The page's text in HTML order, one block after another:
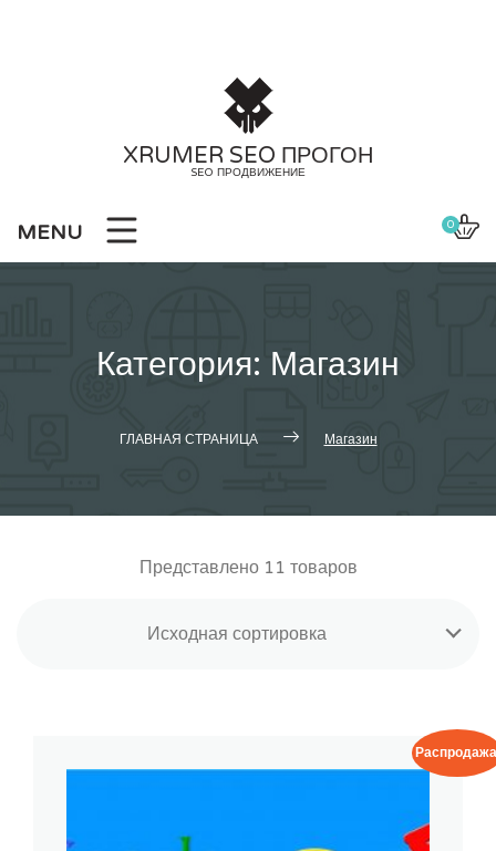
XRUMER SEO ПРОГОН
SEO ПРОДВИЖЕНИЕ
MENU 0
Категория: Магазин
ГЛАВНАЯ СТРАНИЦА Магазин
Представлено 11 товаров
Исходная сортировка